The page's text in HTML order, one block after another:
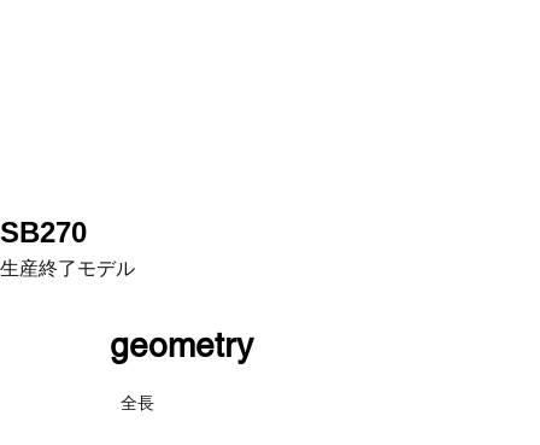
​geometry
全長
SB270
生産終了モデル